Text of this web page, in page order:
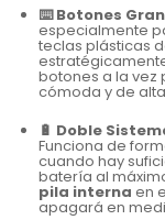
⌨️ Botones
especialmente
teclas plásticas
botones a la vez
cómoda y de
🔋 Doble
Funciona de
cuando hay
batería al
pila interna en
apagará en